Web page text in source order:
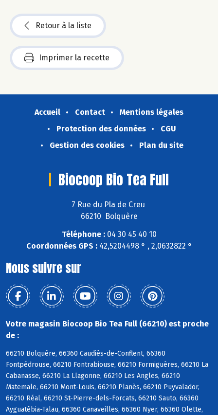
Retour à la liste
Imprimer la recette
Accueil Contact
Mentions légales
Protection des données
CGU
Gestion des cookies
Plan du site
Biocoop Bio Tea Full
7 Rue du Pla de Creu
66210 Bolquère
Téléphone :04 30 45 40 10
Coordonnées GPS :42,5204498 ° , 2,0632822 °
Nous suivre sur
Votre magasin Biocoop Bio Tea Full (66210) est proche
de :
66210 Bolquère, 66360 Caudiès-de-Conflent, 66360
Fontpédrouse, 66210 Fontrabiouse, 66210 Formiguères, 66210 La
Cabanasse, 66210 La Llagonne, 66210 Les Angles, 66210
Matemale, 66210 Mont-Louis, 66210 Planès, 66210 Puyvalador,
66210 Réal, 66210 St-Pierre-dels-Forcats, 66210 Sauto, 66360
Ayguatébia-Talau, 66360 Canaveilles, 66360 Nyer, 66360 Olette,